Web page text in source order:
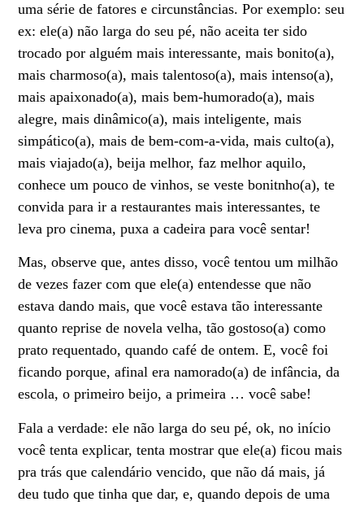
uma série de fatores e circunstâncias. Por exemplo: seu
ex: ele(a) não larga do seu pé, não aceita ter sido
trocado por alguém mais interessante, mais bonito(a),
mais charmoso(a), mais talentoso(a), mais intenso(a),
mais apaixonado(a), mais bem-humorado(a), mais
alegre, mais dinâmico(a), mais inteligente, mais
simpático(a), mais de bem-com-a-vida, mais culto(a),
mais viajado(a), beija melhor, faz melhor aquilo,
conhece um pouco de vinhos, se veste bonitnho(a), te
convida para ir a restaurantes mais interessantes, te
leva pro cinema, puxa a cadeira para você sentar!
Mas, observe que, antes disso, você tentou um milhão
de vezes fazer com que ele(a) entendesse que não
estava dando mais, que você estava tão interessante
quanto reprise de novela velha, tão gostoso(a) como
prato requentado, quando café de ontem. E, você foi
ficando porque, afinal era namorado(a) de infância, da
escola, o primeiro beijo, a primeira … você sabe!
Fala a verdade: ele não larga do seu pé, ok, no início
você tenta explicar, tenta mostrar que ele(a) ficou mais
pra trás que calendário vencido, que não dá mais, já
deu tudo que tinha que dar, e, quando depois de uma